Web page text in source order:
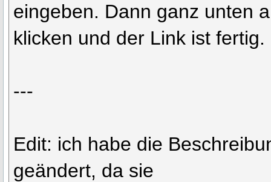
eingeben. Dann ganz unten
klicken und der Link ist fertig.
---
Edit: ich habe die
geändert, da sie